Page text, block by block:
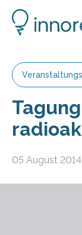
05 August 2014